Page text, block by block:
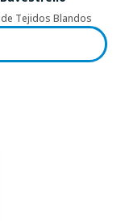
Tejidos Blandos